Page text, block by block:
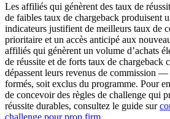
Les affiliés qui génèrent des taux de
de faibles taux de chargeback produisent
indicateurs justifient de meilleurs taux de
prioritaire et un accès anticipé aux
affiliés qui génèrent un volume d’achats
de réussite et de forts taux de chargeback
dépassent leurs revenus de commission
formés, soit exclus du programme. Pour
de concevoir des règles de challenge qui
réussite durables, consultez le guide sur
challenge pour prop firm